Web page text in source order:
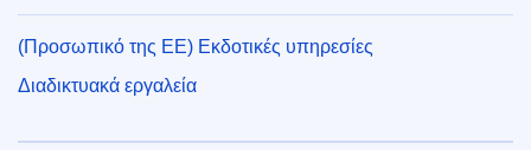
(Προσωπικό της ΕΕ) Εκδοτικές υπηρεσίες
Διαδικτυακά εργαλεία